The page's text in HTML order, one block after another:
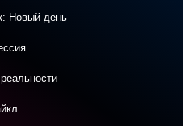
Новый день